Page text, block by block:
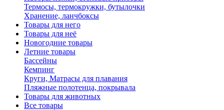
Термосы, термокружки, бутылочки
Хранение, ланчбоксы
Товары для него
Товары для неё
Новогодние товары
Летние товары
Бассейны
Кемпинг
Круги, Матрасы для плавания
Пляжные полотенца, покрывала
Товары для животных
Все товары